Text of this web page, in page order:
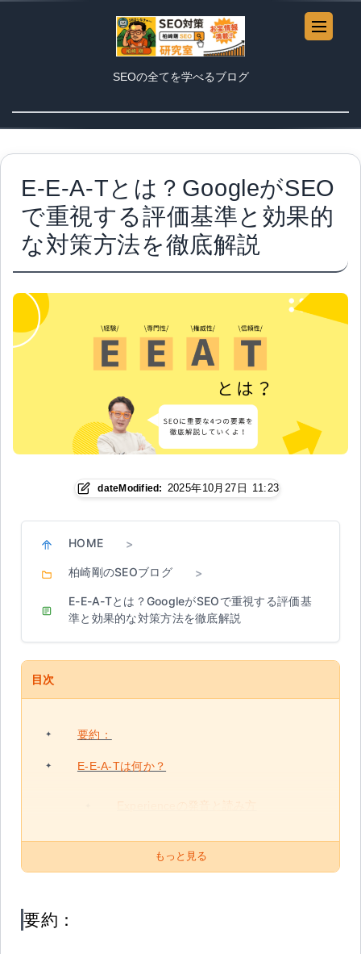
SEOの全てを学べるブログ
E-E-A-Tとは？GoogleがSEO
で重視する評価基準と効果的
な対策方法を徹底解説
dateModified: 2025年10月27日 11:23
HOME >
柏崎剛のSEOブログ >
E-E-A-Tとは？GoogleがSEOで重視する評価基
準と効果的な対策方法を徹底解説
目次
要約：
E-E-A-Tは何か？
Experienceの発音と読み方
もっと見る
要約：